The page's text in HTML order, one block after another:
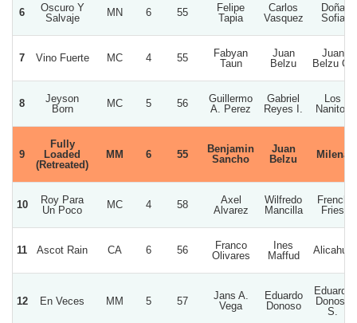
6
Oscuro Y
Salvaje
MN 6 55
Felipe
Tapia
Carlos
Vasquez
Doña
Sofia
7 Vino Fuerte MC 4 55
Fabyan
Taun
Juan
Belzu
Juan
Belzu O.
8
Jeyson
Born
MC 5 56
Guillermo
A. Perez
Gabriel
Reyes I.
Los
Nanitos
9
Fully
Loaded
(Retreated)
MM 6 55
Benjamin
Sancho
Juan
Belzu
Milena
10
Roy Para
Un Poco
MC 4 58
Axel
Alvarez
Wilfredo
Mancilla
French
Fries
11 Ascot Rain CA 6 56
Franco
Olivares
Ines
Maffud
Alicahue
12 En Veces MM 5 57
Jans A.
Vega
Eduardo
Donoso
Eduardo
Donoso
S.